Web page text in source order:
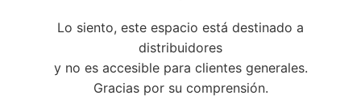
Lo siento, este espacio está destinado a
distribuidores
y no es accesible para clientes generales.
Gracias por su comprensión.